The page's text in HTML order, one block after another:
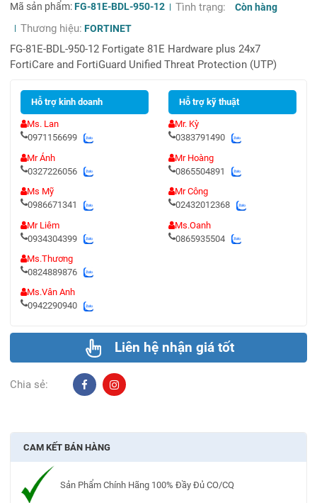
Mã sản phẩm:FG-81E-BDL-950-12 Tình trạng: Còn hàng
Thương hiệu: FORTINET
FG-81E-BDL-950-12 Fortigate 81E Hardware plus 24x7
FortiCare and FortiGuard Unified Threat Protection (UTP)
Hỗ trợ kinh doanh
Ms. Lan
0971156699
Mr Ánh
0327226056
Ms Mỹ
0986671341
Mr Liêm
0934304399
Ms.Thương
0824889876
Ms.Vân Anh
0942290940
Hỗ trợ kỹ thuật
Mr. Kỳ
0383791490
Mr Hoàng
0865504891
Mr Công
02432012368
Ms.Oanh
0865935504
Liên hệ nhận giá tốt
Chia sẻ:
CAM KẾT BÁN HÀNG
Sản Phẩm Chính Hãng 100% Đầy Đủ CO/CQ